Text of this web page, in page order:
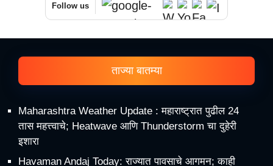
Follow us
ताज्या बातम्या
Maharashtra Weather Update : महाराष्ट्रात पुढील 24
तास महत्त्वाचे; Heatwave आणि Thunderstorm चा दुहेरी
इशारा
Havaman Andaj Today: राज्यात पावसाचे आगमन; काही